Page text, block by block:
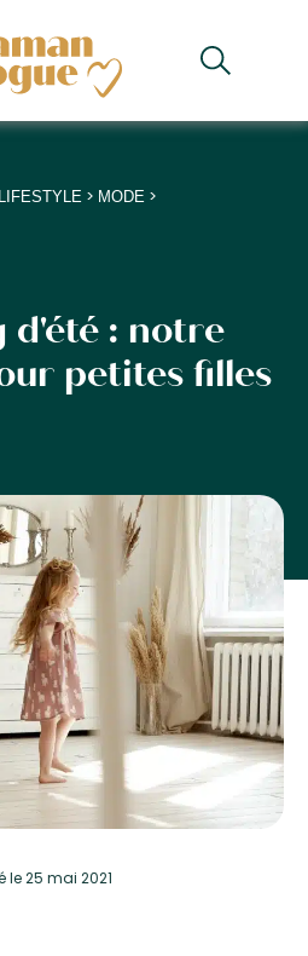
LIFESTYLE > MODE >
d'été : notre
petites filles
le 25 mai 2021